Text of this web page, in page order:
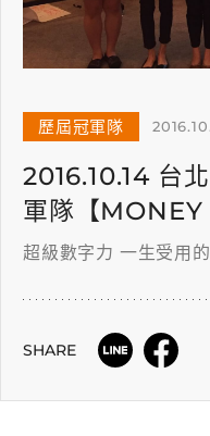
歷屆冠軍隊
2016.10.14 台
軍隊【MONEY
超級數字力 一生受用
SHARE